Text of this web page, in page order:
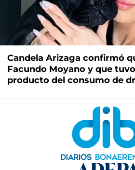
Candela Arizaga confirmó
Facundo Moyano y que
producto del consumo de